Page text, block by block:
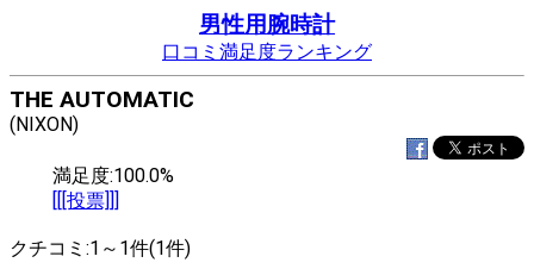
男性用腕時計
口コミ満足度ランキング
THE AUTOMATIC
(NIXON)
満足度:100.0%
[[[投票]]]
クチコミ:1～1件(1件)